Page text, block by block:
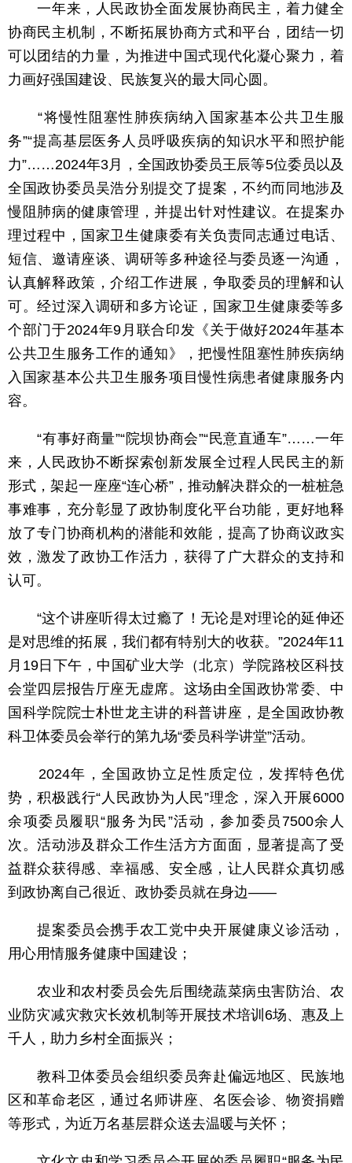
一年来，人民政协全面发展协商民主，着力健全
协商民主机制，不断拓展协商方式和平台，团结一切
可以团结的力量，为推进中国式现代化凝心聚力，着
力画好强国建设、民族复兴的最大同心圆。
“将慢性阻塞性肺疾病纳入国家基本公共卫生服
务”“提高基层医务人员呼吸疾病的知识水平和照护能
力”……2024年3月，全国政协委员王辰等5位委员以及
全国政协委员吴浩分别提交了提案，不约而同地涉及
慢阻肺病的健康管理，并提出针对性建议。在提案办
理过程中，国家卫生健康委有关负责同志通过电话、
短信、邀请座谈、调研等多种途径与委员逐一沟通，
认真解释政策，介绍工作进展，争取委员的理解和认
可。经过深入调研和多方论证，国家卫生健康委等多
个部门于2024年9月联合印发《关于做好2024年基本
公共卫生服务工作的通知》，把慢性阻塞性肺疾病纳
入国家基本公共卫生服务项目慢性病患者健康服务内
容。
“有事好商量”“院坝协商会”“民意直通车”……一年
来，人民政协不断探索创新发展全过程人民民主的新
形式，架起一座座“连心桥”，推动解决群众的一桩桩急
事难事，充分彰显了政协制度化平台功能，更好地释
放了专门协商机构的潜能和效能，提高了协商议政实
效，激发了政协工作活力，获得了广大群众的支持和
认可。
“这个讲座听得太过瘾了！无论是对理论的延伸还
是对思维的拓展，我们都有特别大的收获。”2024年11
月19日下午，中国矿业大学（北京）学院路校区科技
会堂四层报告厅座无虚席。这场由全国政协常委、中
国科学院院士朴世龙主讲的科普讲座，是全国政协教
科卫体委员会举行的第九场“委员科学讲堂”活动。
2024年，全国政协立足性质定位，发挥特色优
势，积极践行“人民政协为人民”理念，深入开展6000
余项委员履职“服务为民”活动，参加委员7500余人
次。活动涉及群众工作生活方方面面，显著提高了受
益群众获得感、幸福感、安全感，让人民群众真切感
到政协离自己很近、政协委员就在身边——
提案委员会携手农工党中央开展健康义诊活动，
用心用情服务健康中国建设；
农业和农村委员会先后围绕蔬菜病虫害防治、农
业防灾减灾救灾长效机制等开展技术培训6场、惠及上
千人，助力乡村全面振兴；
教科卫体委员会组织委员奔赴偏远地区、民族地
区和革命老区，通过名师讲座、名医会诊、物资捐赠
等形式，为近万名基层群众送去温暖与关怀；